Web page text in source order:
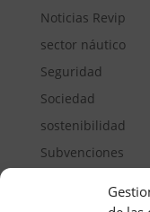
Noticias Revip
sector náutico
Seguridad
Sociedad
sostenibilidad
Subvenciones